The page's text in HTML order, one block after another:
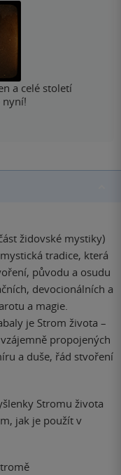
a celé století
nyní!
židovské mystiky)
tradice, která
původu a osudu
devocionálních a
a magie.
je Strom života –
propojených
a duše, řád stvoření
Stromu života
jak je použít v